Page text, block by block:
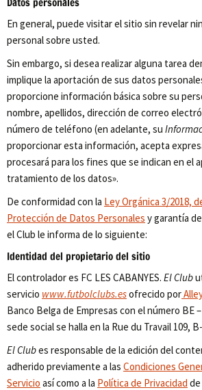
En general, puede visitar el sitio sin revelar
personal sobre usted.
Sin embargo, si desea realizar alguna tarea
implique la aportación de sus datos
proporcione información básica sobre su
nombre, apellidos, dirección de correo
número de teléfono (en adelante, su
proporcionar esta información, acepta
procesará para los fines que se indican en el
tratamiento de los datos».
De conformidad con la Ley Orgánica 3/2018,
Protección de Datos Personales y garantía
el Club le informa de lo siguiente:
Identidad del propietario del sitio
El controlador es FC LES CABANYES. El Club
servicio www.futbolclubs.esofrecido por
Banco Belga de Empresas con el número BE –
sede social se halla en la Rue du Travail 109,
El Clubes responsable de la edición del
adherido previamente a las Condiciones
Servicio así como a la Política de Privacidad